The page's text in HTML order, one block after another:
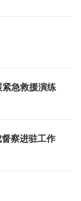
急救援演练
察进驻工作